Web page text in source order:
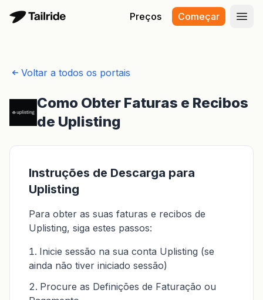
Preços Começar
Voltar a todos os portais
Como Obter Faturas e Recibos
de Uplisting
Instruções de Descarga para
Uplisting
Para obter as suas faturas e recibos de
Uplisting, siga estes passos:
Inicie sessão na sua conta Uplisting (se
ainda não tiver iniciado sessão)
Procure as Definições de Faturação ou